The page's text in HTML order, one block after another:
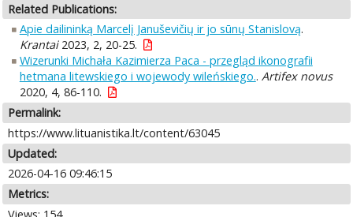
Related Publications:
Apie dailininką Marcelį Januševičių ir jo sūnų Stanislovą.
Krantai2023, 2, 20-25.
Wizerunki Michała Kazimierza Paca - przegląd ikonografii
hetmana litewskiego i wojewody wileńskiego.. Artifex novus
2020, 4, 86-110.
Permalink:
https://www.lituanistika.lt/content/63045
Updated:
2026-04-16 09:46:15
Metrics: